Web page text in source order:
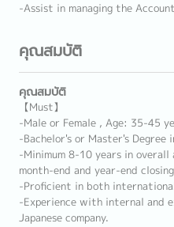
-Assist in managing the
คุณสมบัติ
คุณสมบัติ
【Must】
-Male or Female , Age: 35-45
-Bachelor's or Master's Degree
-Minimum 8-10 years in
month-end and year-end
-Proficient in both
-Experience with internal and
Japanese company.